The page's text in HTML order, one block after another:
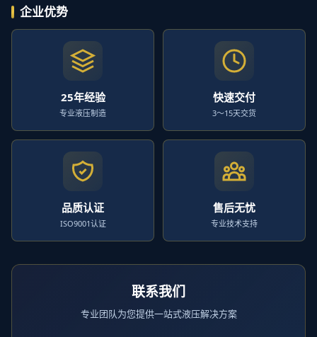
企业优势
25年经验
专业液压制造
快速交付
3～15天交货
品质认证
ISO9001认证
售后无忧
专业技术支持
联系我们
专业团队为您提供一站式液压解决方案